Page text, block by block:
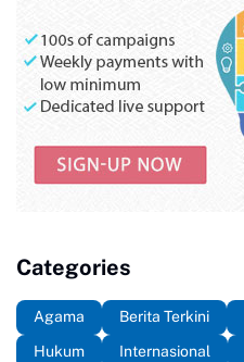
Categories
Agama Berita Terkini
Hukum
Internasional